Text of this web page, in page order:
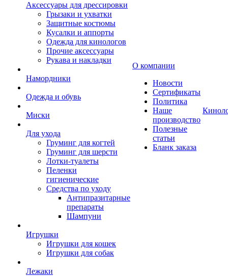
Аксессуары для дрессировки
Грызаки и ухватки
Защитные костюмы
Кусалки и аппорты
Одежда для кинологов
Прочие аксессуары
Рукава и накладки
Намордники
Одежда и обувь
Миски
Для ухода
Груминг для когтей
Груминг для шерсти
Лотки-туалеты
Пеленки
гигиенические
Средства по уходу
Антипразитарные
препараты
Шампуни
Игрушки
Игрушки для кошек
Игрушки для собак
Лежаки
О компании
Новости
Сертификаты
Политика
Наше
производство
Полезные
статьи
Бланк заказа